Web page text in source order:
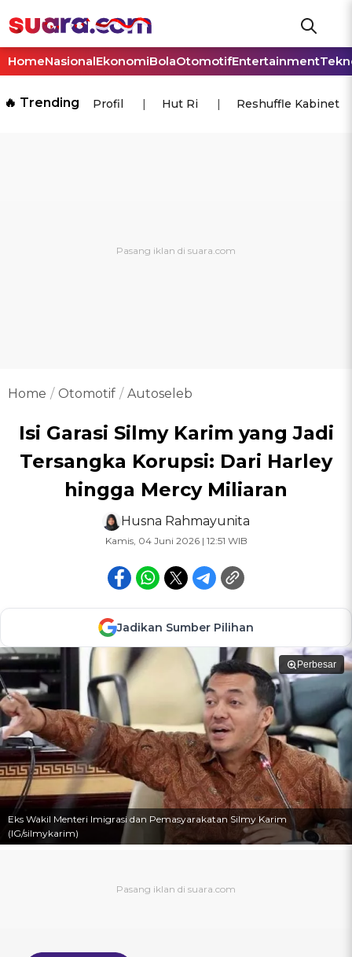
HomeNasionalEkonomiBolaOtomotifEntertainment
🔥 Trending Profil Hut Ri Reshuffle Kabinet
Home Otomotif Autoseleb
Isi Garasi Silmy Karim yang Jadi
Tersangka Korupsi: Dari Harley
hingga Mercy Miliaran
Husna Rahmayunita
Kamis, 04 Juni 2026 | 12:51 WIB
Jadikan Sumber Pilihan
Perbesar
Eks Wakil Menteri Imigrasi dan Pemasyarakatan Silmy Karim
(IG/silmykarim)